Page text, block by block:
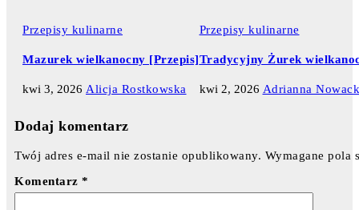
Przepisy kulinarne
Mazurek wielkanocny [Przepis]
kwi 3, 2026 Alicja Rostkowska
Przepisy kulinarne
Tradycyjny Żurek
kwi 2, 2026 Adrianna
Dodaj komentarz
Twój adres e-mail nie zostanie opublikowany. Wymagane pola
Komentarz *